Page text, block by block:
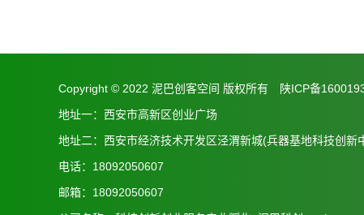
Copyright © 2022 泥巴创客空间 版权所有 陕ICP备
地址一：西安市高新区创业广场
地址二：西安市经济技术开发区泾渭新城(兵器基地科技创新
电话：18092050607
邮箱：18092050607